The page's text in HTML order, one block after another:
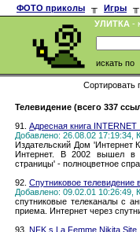
ФОТО приколы ╥ Игры
╥
УЛИТКА -
искать по
Сортировать
Телевидение (всего 337
91. Адресная книга
Добавлено: 26.08.02 17:19:34,
Издательский Дом 'Интернет
Интернет. В 2002 вышел в
страницы' - полноцветное
92. Спутниковое телевидение
Добавлено: 09.02.01 10:26:49,
спутниковые телеканалы с
приема. Интернет через
93. NFK s La Femme Nikita Site